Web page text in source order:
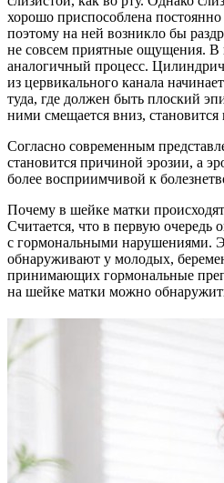
хорошо приспособлена
поэтому на ней возникло бы
не совсем приятные ощущения. В
аналогичный процесс.
из цервикального канала
туда, где должен быть плоский
ними смещается вниз, становится
Согласно современным
становится причиной эрозии, а
более восприимчивой к
Почему в шейке матки
Считается, что в первую очередь
с гормональными нарушениями.
обнаруживают у молодых,
принимающих гормональные
на шейке матки можно